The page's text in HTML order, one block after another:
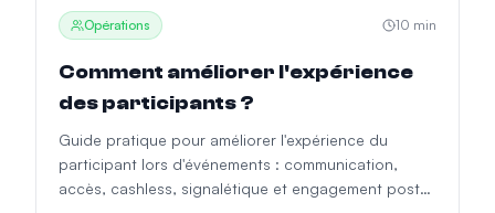
Opérations 10 min
Comment améliorer l'expérience
des participants ?
Guide pratique pour améliorer l'expérience du
participant lors d'événements : communication,
accès, cashless, signalétique et engagement post-